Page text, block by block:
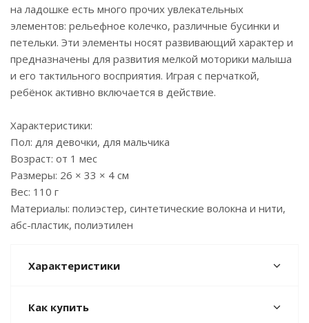
на ладошке есть много прочих увлекательных
элементов: рельефное колечко, различные бусинки и
петельки. Эти элементы носят развивающий характер и
предназначены для развития мелкой моторики малыша
и его тактильного восприятия. Играя с перчаткой,
ребёнок активно включается в действие.
Характеристики:
Пол: для девочки, для мальчика
Возраст: от 1 мес
Размеры: 26 × 33 × 4 см
Вес: 110 г
Материалы: полиэстер, синтетические волокна и нити,
абс-пластик, полиэтилен
Характеристики
Как купить